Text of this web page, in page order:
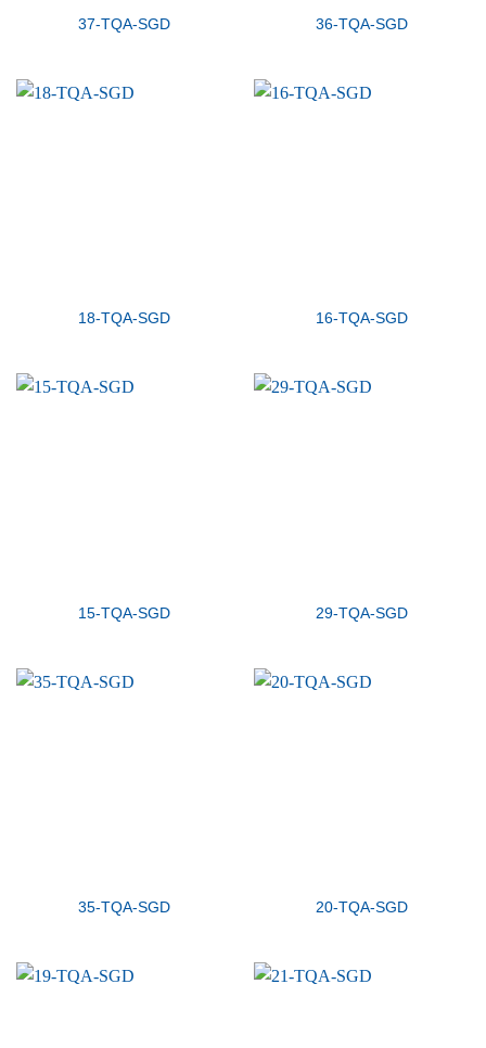
37-TQA-SGD 36-TQA-SGD
18-TQA-SGD 16-TQA-SGD
15-TQA-SGD 29-TQA-SGD
35-TQA-SGD 20-TQA-SGD